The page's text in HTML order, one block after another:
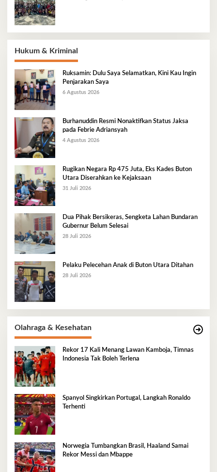
Hukum & Kriminal
Ruksamin: Dulu Saya Selamatkan, Kini Kau Ingin
Penjarakan Saya
6 Agustus 2026
Burhanuddin Resmi Nonaktifkan Status Jaksa
pada Febrie Adriansyah
4 Agustus 2026
Rugikan Negara Rp 475 Juta, Eks Kades Buton
Utara Diserahkan ke Kejaksaan
31 Juli 2026
Dua Pihak Bersikeras, Sengketa Lahan Bundaran
Gubernur Belum Selesai
28 Juli 2026
Pelaku Pelecehan Anak di Buton Utara Ditahan
28 Juli 2026
Olahraga & Kesehatan
Rekor 17 Kali Menang Lawan Kamboja, Timnas
Indonesia Tak Boleh Terlena
Spanyol Singkirkan Portugal, Langkah Ronaldo
Terhenti
Norwegia Tumbangkan Brasil, Haaland Samai
Rekor Messi dan Mbappe